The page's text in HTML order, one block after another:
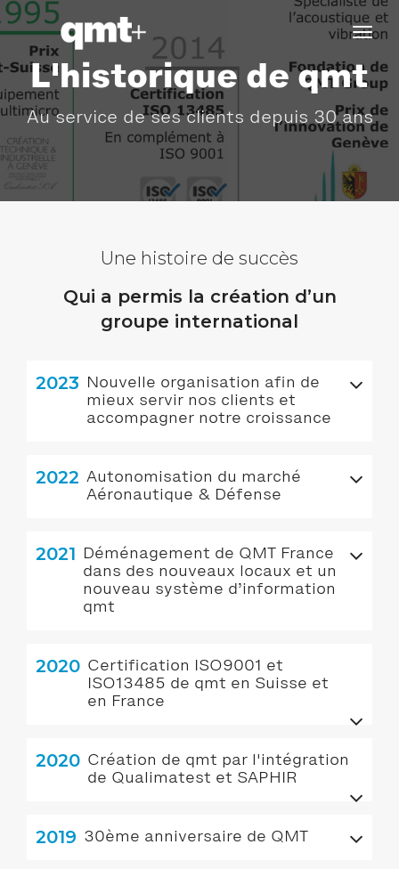
L'historique de qmt
Au service de ses clients depuis 30 ans
Une histoire de succès
Qui a permis la création d’un
groupe international
2023
Nouvelle organisation afin de
mieux servir nos clients et
accompagner notre croissance
2022
Autonomisation du marché
Aéronautique & Défense
2021
Déménagement de QMT France
dans des nouveaux locaux et un
nouveau système d’information
qmt
2020 Certification ISO9001 et
ISO13485 de qmt en Suisse et
en France
2020 Création de qmt par l'intégration
de Qualimatest et SAPHIR
2019 30ème anniversaire de QMT